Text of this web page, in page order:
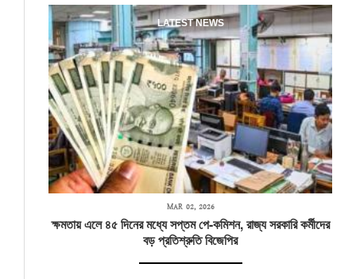
LATEST NEWS
MAR 02, 2026
ক্ষমতায় এলে ৪৫ দিনের মধ্যে সপ্তম পে-কমিশন, রাজ্য সরকারি কর্মীদের
বড় প্রতিশ্রুতি বিজেপির